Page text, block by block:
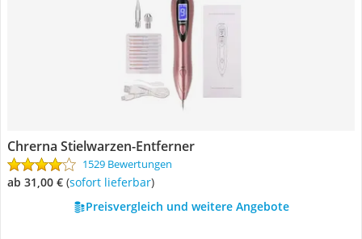
Chrerna Stielwarzen-Entferner
1529 Bewertungen
ab 31,00 € ( Sofort lieferbar)
Preisvergleich und weitere Angebote